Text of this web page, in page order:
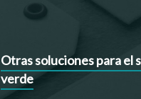
Otras soluciones para el
verde